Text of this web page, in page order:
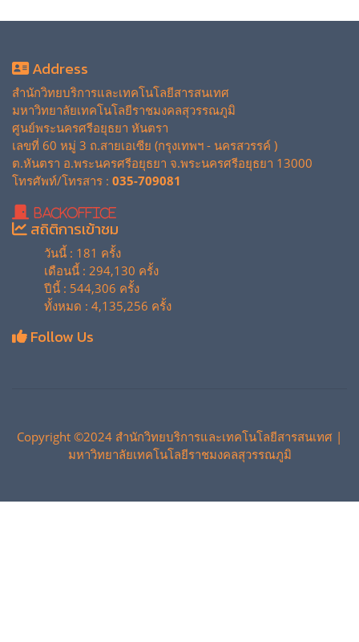
Address
สำนักวิทยบริการและเทคโนโลยีสารสนเทศ
มหาวิทยาลัยเทคโนโลยีราชมงคลสุวรรณภูมิ
ศูนย์พระนครศรีอยุธยา หันตรา
เลขที่ 60 หมู่ 3 ถ.สายเอเซีย (กรุงเทพฯ - นครสวรรค์ )
ต.หันตรา อ.พระนครศรีอยุธยา จ.พระนครศรีอยุธยา 13000
โทรศัพท์/โทรสาร : 035-709081
BackOffice
สถิติการเข้าชม
วันนี้ : 181 ครั้ง
เดือนนี้ : 294,130 ครั้ง
ปีนี้ : 544,306 ครั้ง
ทั้งหมด : 4,135,256 ครั้ง
Follow Us
Copyright ©2024 สำนักวิทยบริการและเทคโนโลยีสารสนเทศ |
มหาวิทยาลัยเทคโนโลยีราชมงคลสุวรรณภูมิ